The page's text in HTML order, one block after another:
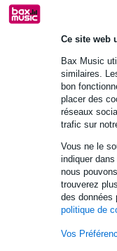
Ce site web
Bax Music
similaires.
bon
placer des
réseaux
trafic sur
Vous ne le
indiquer
nous
trouverez
des données
politique de
Vos
Retrait gratuit en
Informations
panneau de bouchage
hauteur : 1 U (4,45 cm)
Afficher toutes les